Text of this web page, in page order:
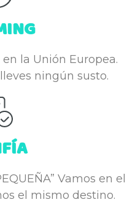
la Unión Europea.
ningún susto.
Vamos en el
el mismo destino.